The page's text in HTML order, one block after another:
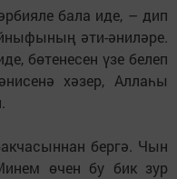
бала иде, – дип
әти-әниләре.
бөтенесен үзе белеп
хәзер, Аллаһы
бергә. Чын
өчен бу бик зур